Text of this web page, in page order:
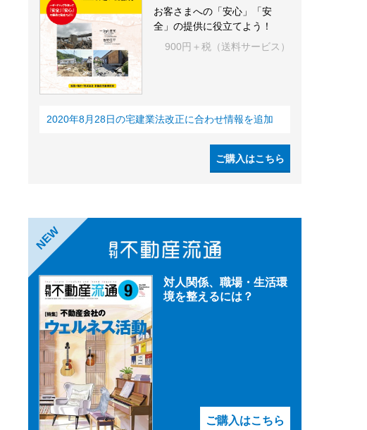
お客さまへの「安心」「安
全」の提供に役立てよう！
900円＋税（送料サービス）
2020年8月28日の宅建業法改正に合わせ情報を追加
ご購入はこちら
NEW
対人関係、職場・生活環
境を整えるには？
ご購入はこちら